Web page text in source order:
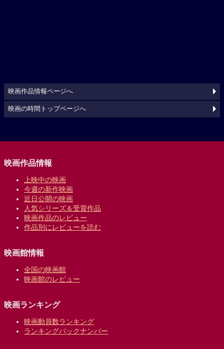
映画作品情報ページへ
映画の時間トップページへ
映画作品情報
上映中の映画
今週の新作映画
近日公開の映画
人気シリーズ＆受賞作品
映画作品のレビュー
作品別にレビューを読む
映画館情報
全国の映画館
映画館のレビュー
映画ランキング
映画動員数ランキング
ランキングバックナンバー